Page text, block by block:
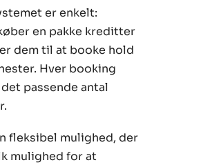
er enkelt:
en pakke kreditter
dem til at booke hold
Hver booking
passende antal
fleksibel mulighed, der
mulighed for at